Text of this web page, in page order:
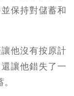
保持對儲蓄和
他沒有按原計
讓他錯失了一